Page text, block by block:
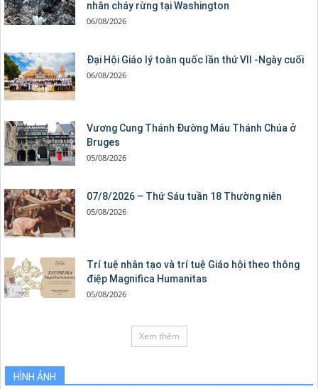
nhân cháy rừng tại Washington
06/08/2026
Đại Hội Giáo lý toàn quốc lần thứ VII -Ngày cuối
06/08/2026
Vương Cung Thánh Ðường Máu Thánh Chúa ở
Bruges
05/08/2026
07/8/2026 – Thứ Sáu tuần 18 Thường niên
05/08/2026
Trí tuệ nhân tạo và trí tuệ Giáo hội theo thông
điệp Magnifica Humanitas
05/08/2026
Xem thêm
HÌNH ẢNH